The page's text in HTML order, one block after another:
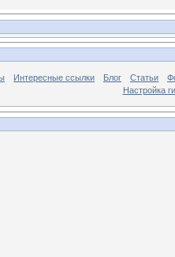
Интересные ссылки Блог Статьи
Настройка